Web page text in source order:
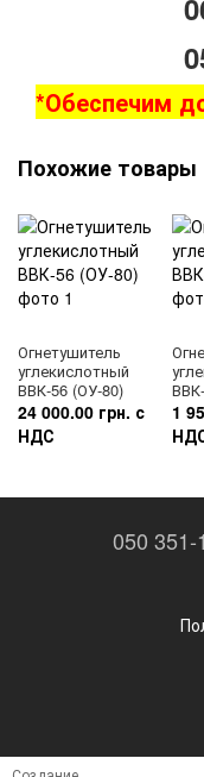
*Обеспечим
Похожие товары
Огнетушитель
углекислотный
ВВК-56 (ОУ-80)
24 000.00 грн. с
НДС
1
050 351-